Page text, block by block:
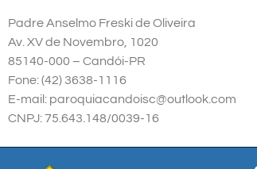
Padre Anselmo Freski de Oliveira
Av. XV de Novembro, 1020
85140-000 – Candói-PR
Fone: (42) 3638-1116
E-mail: paroquiacandoisc@outlook.com
CNPJ: 75.643.148/0039-16